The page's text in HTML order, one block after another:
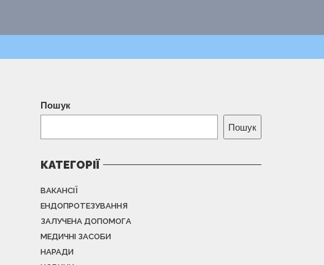
Пошук
Пошук
КАТЕГОРІЇ
ВАКАНСІЇ
ЕНДОПРОТЕЗУВАННЯ
ЗАЛУЧЕНА ДОПОМОГА
МЕДИЧНІ ЗАСОБИ
НАРАДИ